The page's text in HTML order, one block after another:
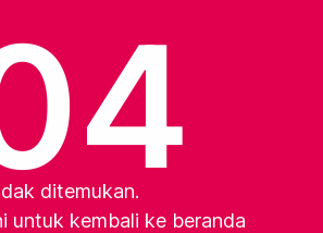
ditemukan.
untuk kembali ke beranda